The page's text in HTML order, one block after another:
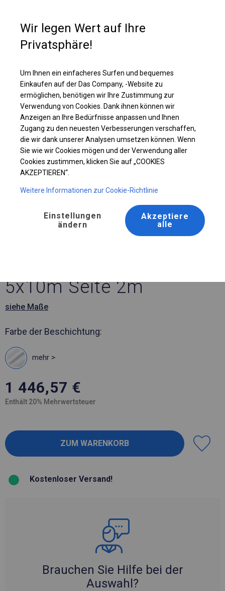
Solides Partyzelt | 5x10 m
5x10m Seite 2m
siehe Maße
Farbe der Beschichtung:
mehr >
1 446,57 €
Enthält 20% Mehrwertsteuer
Kostenloser Versand!
Brauchen Sie Hilfe bei der
Auswahl?
Wir legen Wert auf Ihre
Privatsphäre!
Um Ihnen ein einfacheres Surfen und bequemes
Einkaufen auf der Das Company, -Website zu
ermöglichen, benötigen wir Ihre Zustimmung zur
Verwendung von Cookies. Dank ihnen können wir
Anzeigen an Ihre Bedürfnisse anpassen und Ihnen
Zugang zu den neuesten Verbesserungen verschaffen,
die wir dank unserer Analysen umsetzen können. Wenn
Sie wie wir Cookies mögen und der Verwendung aller
Cookies zustimmen, klicken Sie auf „COOKIES
AKZEPTIEREN“.
Weitere Informationen zur Cookie-Richtlinie
Einstellungen
ändern
Akzeptiere
alle